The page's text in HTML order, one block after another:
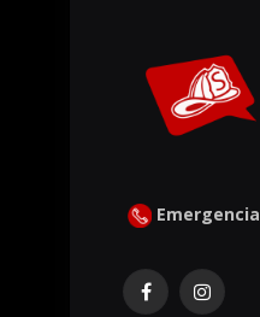
Facebook